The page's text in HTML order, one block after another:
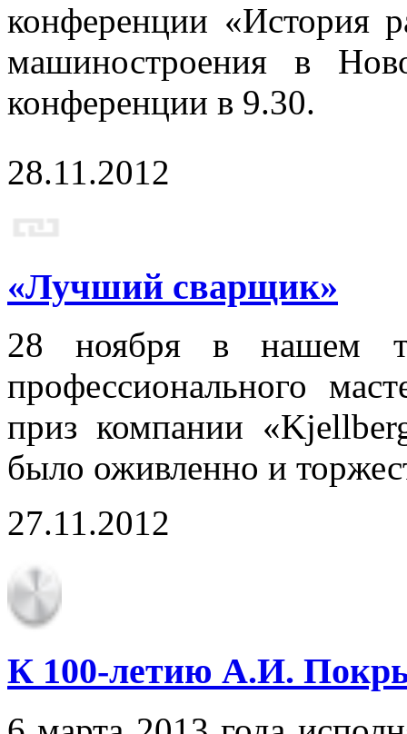
конференции «История
машиностроения в
конференции в 9.30.
28.11.2012
«Лучший сварщик»
28 ноября в нашем
профессионального
приз компании
было оживленно и
27.11.2012
К 100-летию А.И.